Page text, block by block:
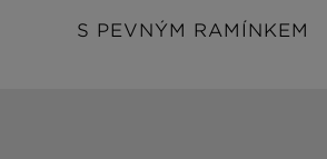
S PEVNÝM RAMÍNKEM